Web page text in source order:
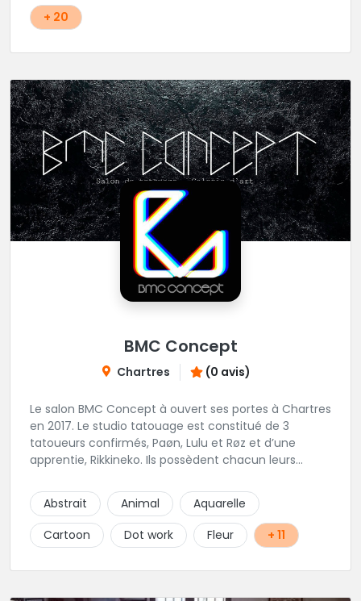
+ 20
BMC Concept
Chartres (0 avis)
Le salon BMC Concept à ouvert ses portes à Chartres
en 2017. Le studio tatouage est constitué de 3
tatoueurs confirmés, Paøn, Lulu et Røz et d’une
apprentie, Rikkineko. Ils possèdent chacun leurs
souhaitant se faire tatouer de pouvoir construire un
projet entièrement personnalisé. Une pierceuse est
présente en Guest environ une semaine par mois au
salon.
Abstrait Animal
Aquarelle
Cartoon
Dot work Fleur + 11